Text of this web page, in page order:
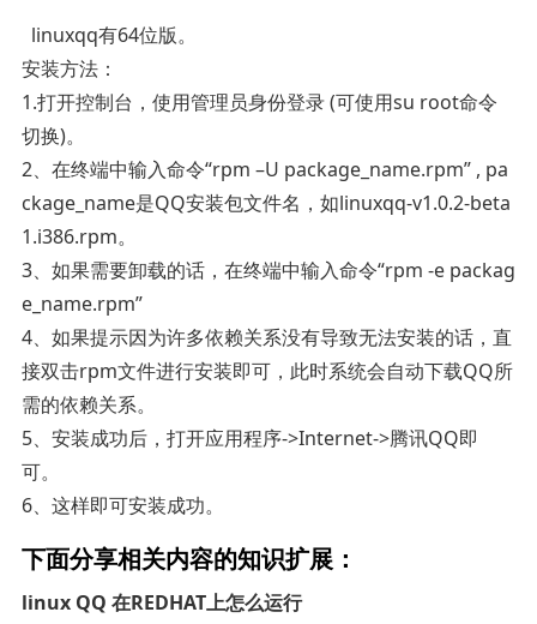
linuxqq有64位版。
安装方法：
1.打开控制台，使用管理员身份登录 (可使用su root命令
切换)。
2、在终端中输入命令“rpm –U package_name.rpm” , pa
ckage_name是QQ安装包文件名，如linuxqq-v1.0.2-beta
1.i386.rpm。
3、如果需要卸载的话，在终端中输入命令“rpm -e packag
e_name.rpm”
4、如果提示因为许多依赖关系没有导致无法安装的话，直
接双击rpm文件进行安装即可，此时系统会自动下载QQ所
需的依赖关系。
5、安装成功后，打开应用程序->Internet->腾讯QQ即
可。
6、这样即可安装成功。
下面分享相关内容的知识扩展：
linux QQ 在REDHAT上怎么运行